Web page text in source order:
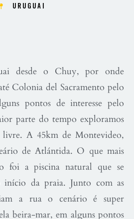
URUGUAI
desde o Chuy, por onde
Colonia del Sacramento pelo
pontos de interesse pelo
parte do tempo exploramos
livre. A 45km de Montevideo,
de Atlántida. O que mais
foi a piscina natural que se
início da praia. Junto com as
a rua o cenário é super
beira-mar, em alguns pontos